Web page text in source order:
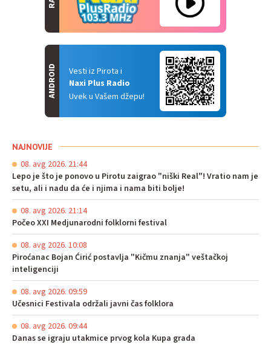
Vesti iz Pirota i
Naxi Plus Radio
Uvek u Vašem džepu!
ANDROID
NAJNOVIJE
08. avg 2026. 21:44
Lepo je što je ponovo u Pirotu zaigrao "niški Real"! Vratio nam je
setu, ali i nadu da će i njima i nama biti bolje!
08. avg 2026. 21:14
Počeo XXI Medjunarodni folklorni festival
08. avg 2026. 10:08
Piroćanac Bojan Ćirić postavlja "Kičmu znanja" veštačkoj
inteligenciji
08. avg 2026. 09:59
Učesnici Festivala održali javni čas folklora
08. avg 2026. 09:44
Danas se igraju utakmice prvog kola Kupa grada